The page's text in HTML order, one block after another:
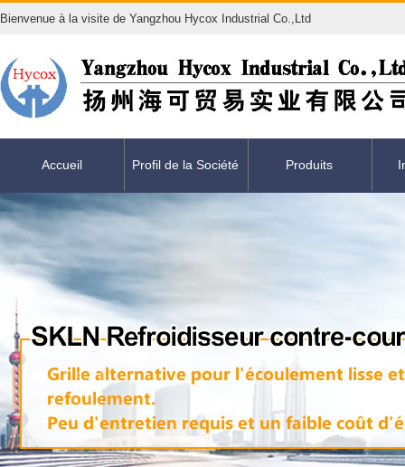
Bienvenue à la visite de Yangzhou Hycox Industrial Co.,Ltd
Accueil Profil de la Société Produits